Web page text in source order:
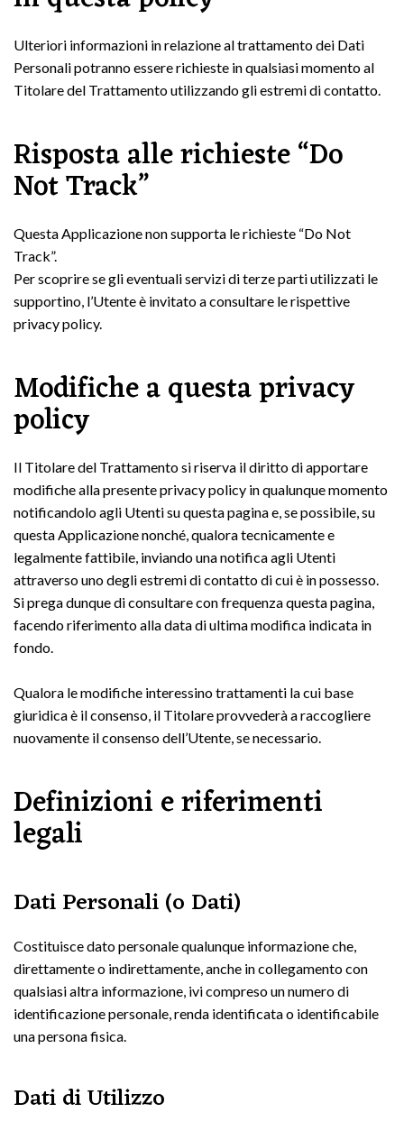
Ulteriori informazioni in relazione al trattamento dei Dati
Personali potranno essere richieste in qualsiasi momento al
Titolare del Trattamento utilizzando gli estremi di contatto.
Risposta alle richieste “Do
Not Track”
Questa Applicazione non supporta le richieste “Do Not
Track”.
Per scoprire se gli eventuali servizi di terze parti utilizzati le
supportino, l’Utente è invitato a consultare le rispettive
privacy policy.
Modifiche a questa privacy
policy
Il Titolare del Trattamento si riserva il diritto di apportare
modifiche alla presente privacy policy in qualunque momento
notificandolo agli Utenti su questa pagina e, se possibile, su
questa Applicazione nonché, qualora tecnicamente e
legalmente fattibile, inviando una notifica agli Utenti
attraverso uno degli estremi di contatto di cui è in possesso.
Si prega dunque di consultare con frequenza questa pagina,
facendo riferimento alla data di ultima modifica indicata in
fondo.
Qualora le modifiche interessino trattamenti la cui base
giuridica è il consenso, il Titolare provvederà a raccogliere
nuovamente il consenso dell’Utente, se necessario.
Definizioni e riferimenti
legali
Dati Personali (o Dati)
Costituisce dato personale qualunque informazione che,
direttamente o indirettamente, anche in collegamento con
qualsiasi altra informazione, ivi compreso un numero di
identificazione personale, renda identificata o identificabile
una persona fisica.
Dati di Utilizzo